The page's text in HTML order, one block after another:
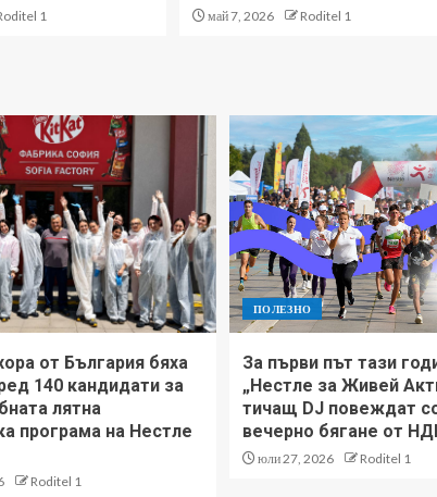
1 май 7, 2026 Roditel 1
от България бяха
140 кандидати за
лятна
програма на Нестле
Roditel 1
ПОЛЕЗНО
За първи път тази
„Нестле за Живей
тичащ DJ повеждат
вечерно бягане от
юли 27, 2026 Roditel 1